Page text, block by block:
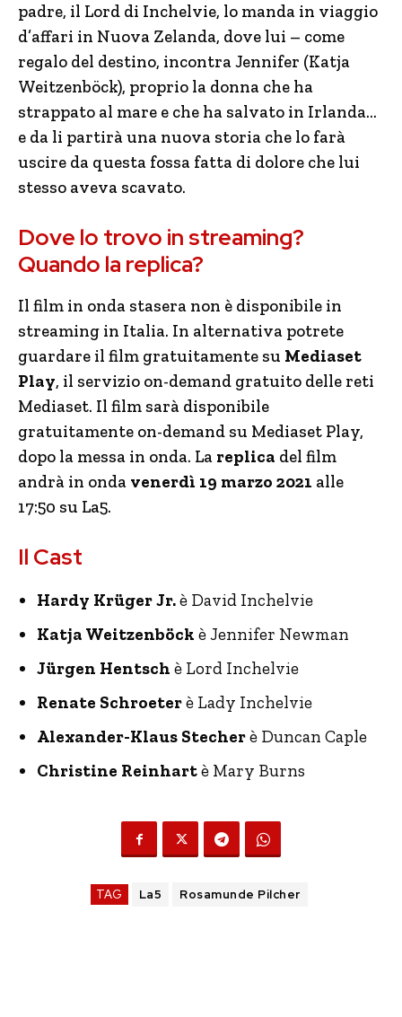
padre, il Lord di Inchelvie, lo manda in viaggio
d’affari in Nuova Zelanda, dove lui – come
regalo del destino, incontra Jennifer (Katja
Weitzenböck), proprio la donna che ha
strappato al mare e che ha salvato in Irlanda…
e da li partirà una nuova storia che lo farà
uscire da questa fossa fatta di dolore che lui
stesso aveva scavato.
Dove lo trovo in streaming?
Quando la replica?
Il film in onda stasera non è disponibile in
streaming in Italia. In alternativa potrete
guardare il film gratuitamente su Mediaset
Play, il servizio on-demand gratuito delle reti
Mediaset. Il film sarà disponibile
gratuitamente on-demand su Mediaset Play,
dopo la messa in onda. La replica del film
andrà in onda venerdì 19 marzo 2021 alle
17:50 su La5.
Il Cast
Hardy Krüger Jr.è David Inchelvie
Katja Weitzenböck è Jennifer Newman
Jürgen Hentsch è Lord Inchelvie
Renate Schroeterè Lady Inchelvie
Alexander-Klaus Stecherè Duncan Caple
Christine Reinhartè Mary Burns
TAG La5 Rosamunde Pilcher